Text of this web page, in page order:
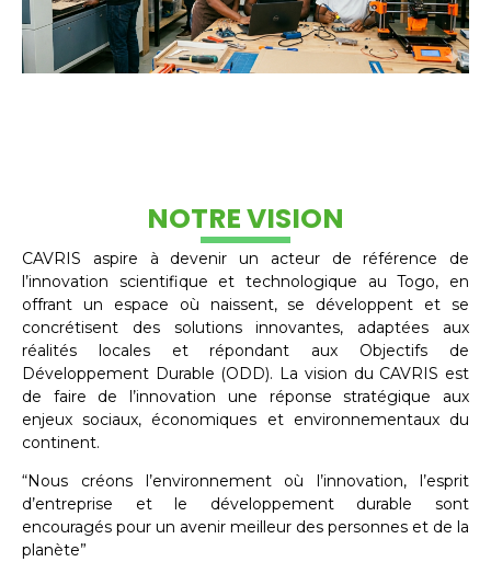
NOTRE VISION
CAVRIS aspire à devenir un acteur de référence de
l’innovation scientifique et technologique au Togo, en
offrant un espace où naissent, se développent et se
concrétisent des solutions innovantes, adaptées aux
réalités locales et répondant aux Objectifs de
Développement Durable (ODD). La vision du CAVRIS est
de faire de l’innovation une réponse stratégique aux
enjeux sociaux, économiques et environnementaux du
continent.
“Nous créons l’environnement où l’innovation, l’esprit
d’entreprise et le développement durable sont
encouragés pour un avenir meilleur des personnes et de la
planète”